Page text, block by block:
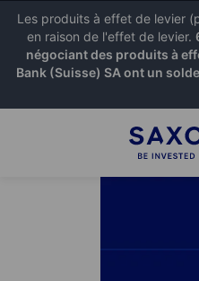
Les produits à effet de levier
en raison de l'effet de levier.
négociant des produits à
Bank (Suisse) SA ont un